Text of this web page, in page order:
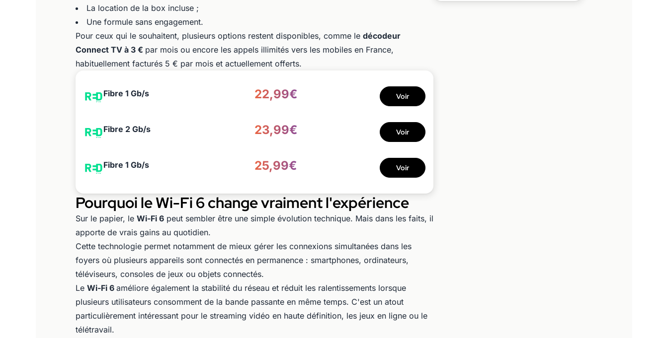
La location de la box incluse ;
Une formule sans engagement.
Pour ceux qui le souhaitent, plusieurs options restent disponibles, comme le décodeur
Connect TV à 3 € par mois ou encore les appels illimités vers les mobiles en France,
habituellement facturés 5 € par mois et actuellement offerts.
Fibre 1 Gb/s 22,99€ Voir
Fibre 2 Gb/s 23,99€ Voir
Fibre 1 Gb/s 25,99€ Voir
Pourquoi le Wi-Fi 6 change vraiment l'expérience
Sur le papier, le Wi-Fi 6 peut sembler être une simple évolution technique. Mais dans les faits, il
apporte de vrais gains au quotidien.
Cette technologie permet notamment de mieux gérer les connexions simultanées dans les
foyers où plusieurs appareils sont connectés en permanence : smartphones, ordinateurs,
téléviseurs, consoles de jeux ou objets connectés.
Le Wi-Fi 6 améliore également la stabilité du réseau et réduit les ralentissements lorsque
plusieurs utilisateurs consomment de la bande passante en même temps. C'est un atout
particulièrement intéressant pour le streaming vidéo en haute définition, les jeux en ligne ou le
télétravail.